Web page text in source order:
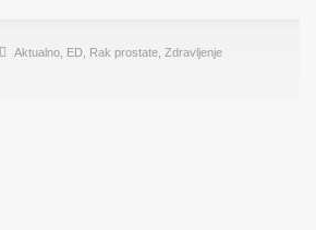
Aktualno ED Rak prostate Zdravljenje